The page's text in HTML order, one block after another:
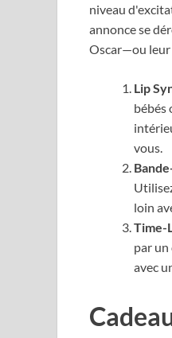
niveau
annonce se
Oscar—ou leur
Lip
bébés
vous.
loin
Time-
par un
avec